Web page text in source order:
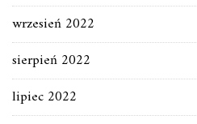
wrzesień 2022
sierpień 2022
lipiec 2022